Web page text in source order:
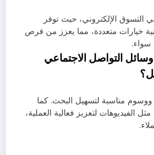
التسوق الإلكتروني، حيث توفر
خيارات متعددة، مما يعزز من فرص
سواء.
التواصل الاجتماعي
مناسبة لتسهيل البحث. كما
الفيديوهات لتعزيز فعالية العملية،